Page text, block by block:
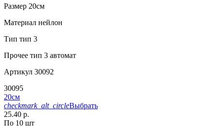
Размер 20см
Материал нейлон
Тип тип 3
Прочее тип 3 автомат
Артикул 30092
30095
20см
checkmark_alt_circleВыбрать
25.40 р.
По 10 шт